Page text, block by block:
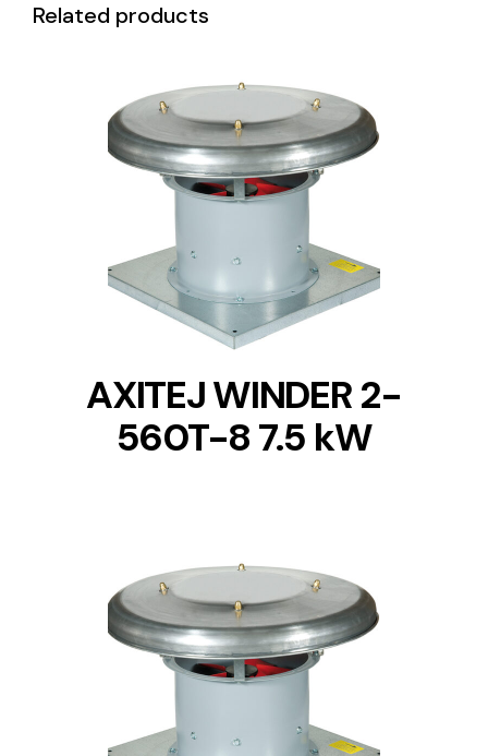
Related products
AXITEJ WINDER 2-
560T-8 7.5 kW